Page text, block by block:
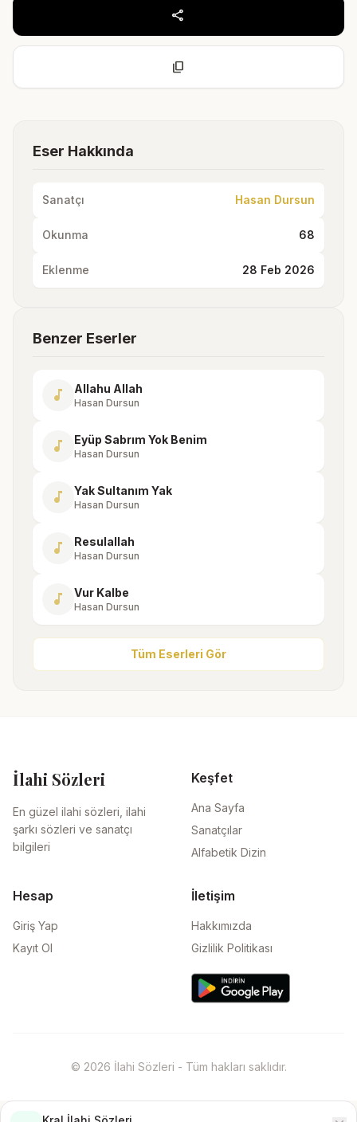
share
content_copy
Eser Hakkında
Sanatçı Hasan Dursun
Okunma 68
Eklenme 28 Feb 2026
Benzer Eserler
music_note Allahu Allah
Hasan Dursun
music_note Eyüp Sabrım Yok Benim
Hasan Dursun
music_note Yak Sultanım Yak
Hasan Dursun
music_note Resulallah
Hasan Dursun
music_note Vur Kalbe
Hasan Dursun
Tüm Eserleri Gör
İlahi Sözleri
En güzel ilahi sözleri, ilahi
şarkı sözleri ve sanatçı
bilgileri
Keşfet
Ana Sayfa
Sanatçılar
Alfabetik Dizin
Hesap
Giriş Yap
Kayıt Ol
İletişim
Hakkımızda
Gizlilik Politikası
© 2026 İlahi Sözleri - Tüm hakları saklıdır.